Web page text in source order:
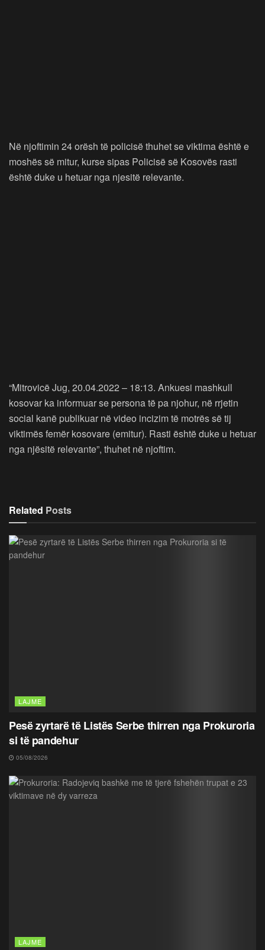
Në njoftimin 24 orësh të policisë thuhet se viktima është e
moshës së mitur, kurse sipas Policisë së Kosovës rasti
është duke u hetuar nga njesitë relevante.
“Mitrovicë Jug, 20.04.2022 – 18:13. Ankuesi mashkull
kosovar ka informuar se persona të pa njohur, në rrjetin
social kanë publikuar në video incizim të motrës së tij
viktimës femër kosovare (emitur). Rasti është duke u hetuar
nga njësitë relevante”, thuhet në njoftim.
Related Posts
LAJME
Pesë zyrtarë të Listës Serbe thirren nga Prokuroria
si të pandehur
05/08/2026
LAJME